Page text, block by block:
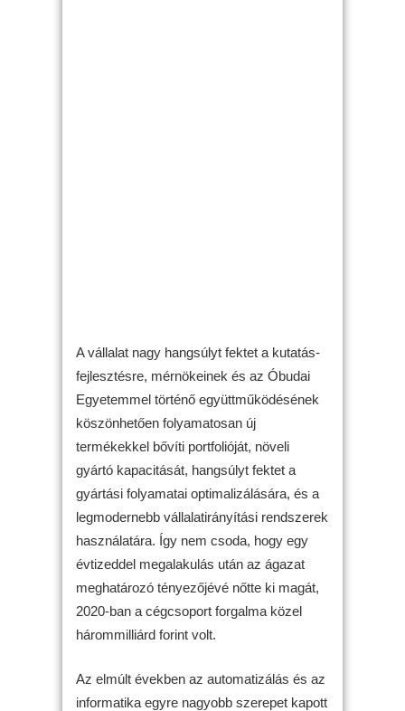
A vállalat nagy hangsúlyt fektet a kutatás-
fejlesztésre, mérnökeinek és az Óbudai
Egyetemmel történő együttműködésének
köszönhetően folyamatosan új
termékekkel bővíti portfolióját, növeli
gyártó kapacitását, hangsúlyt fektet a
gyártási folyamatai optimalizálására, és a
legmodernebb vállalatirányítási rendszerek
használatára. Így nem csoda, hogy egy
évtizeddel megalakulás után az ágazat
meghatározó tényezőjévé nőtte ki magát,
2020-ban a cégcsoport forgalma közel
hárommilliárd forint volt.
Az elmúlt években az automatizálás és az
informatika egyre nagyobb szerepet kapott